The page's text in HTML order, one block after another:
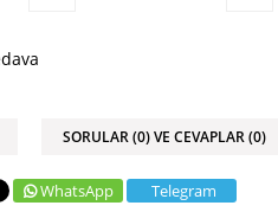
SORULAR (0) VE CEVAPLAR (0)
WhatsApp Telegram